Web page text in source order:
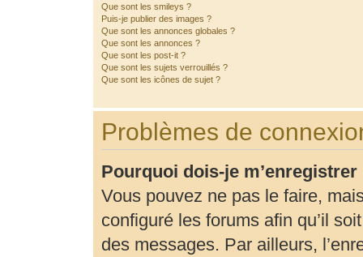
Que sont les smileys ?
Puis-je publier des images ?
Que sont les annonces globales ?
Que sont les annonces ?
Que sont les post-it ?
Que sont les sujets verrouillés ?
Que sont les icônes de sujet ?
Problèmes de
Pourquoi dois-je m’enregistrer
Vous pouvez ne pas le faire,
configuré les forums afin qu’il
des messages. Par ailleurs,